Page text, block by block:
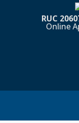
RUC
Online